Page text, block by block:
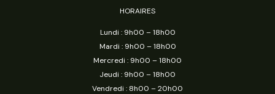
HORAIRES
Lundi : 9h00 – 18h00
Mardi : 9h00 – 18h00
Mercredi : 9h00 – 18h00
Jeudi : 9h00 – 18h00
Vendredi : 8h00 – 20h00